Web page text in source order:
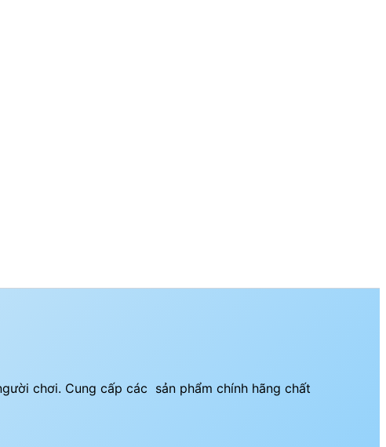
chơi. Cung cấp các sản phẩm chính hãng chất